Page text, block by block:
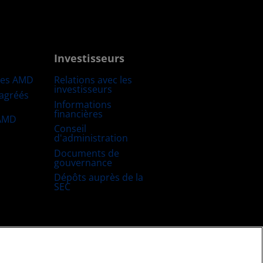
AMD
Investisseurs
Relations avec les
investisseurs
Informations
financières
Conseil
d'administration
Documents de
gouvernance
Dépôts auprès de la
SEC